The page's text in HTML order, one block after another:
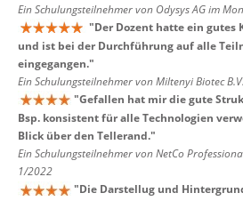
Ein Schulungsteilnehmer von Odysys AG im
"Der Dozent hatte ein gutes
und ist bei der Durchführung auf alle
eingegangen."
Ein Schulungsteilnehmer von Miltenyi Biotec
"Gefallen hat mir die gute
Bsp. konsistent für alle Technologien
Blick über den Tellerand."
Ein Schulungsteilnehmer von NetCo
1/2022
"Die Darstellug und